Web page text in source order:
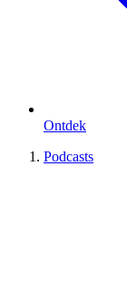
Ontdek
Podcasts